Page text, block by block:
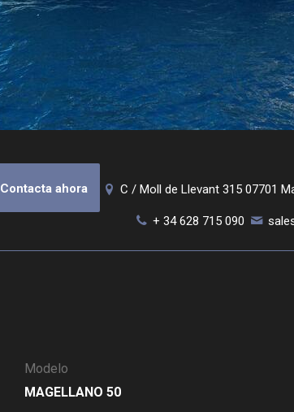
Contacta ahora C / Moll de Llevant 315 07701
+ 34 628 715 090
Modelo
MAGELLANO 50